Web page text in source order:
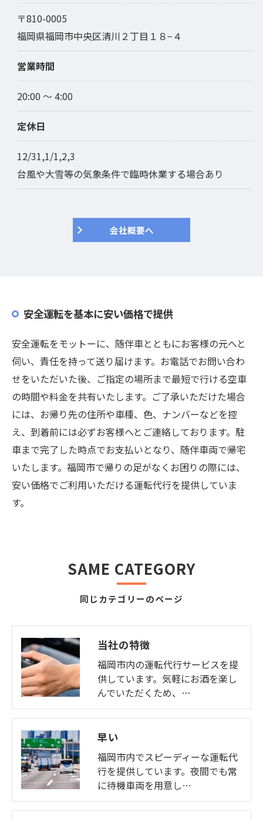
〒810-0005
福岡県福岡市中央区清川２丁目１８−４
営業時間
20:00 ～ 4:00
定休日
12/31,1/1,2,3
台風や大雪等の気象条件で臨時休業する場合あり
会社概要へ
安全運転を基本に安い価格で提供
安全運転をモットーに、随伴車とともにお客様の元へと
伺い、責任を持って送り届けます。お電話でお問い合わ
せをいただいた後、ご指定の場所まで最短で行ける空車
の時間や料金を共有いたします。ご了承いただけた場合
には、お帰り先の住所や車種、色、ナンバーなどを控
え、到着前には必ずお客様へとご連絡しております。駐
車まで完了した時点でお支払いとなり、随伴車両で帰宅
いたします。福岡市で帰りの足がなくお困りの際には、
安い価格でご利用いただける運転代行を提供していま
す。
同じカテゴリーのページ
SAME CATEGORY
当社の特徴
福岡市内の運転代行サービスを提
供しています。気軽にお酒を楽し
んでいただくため、…
早い
福岡市内でスピーディーな運転代
行を提供しています。夜間でも常
に待機車両を用意し…